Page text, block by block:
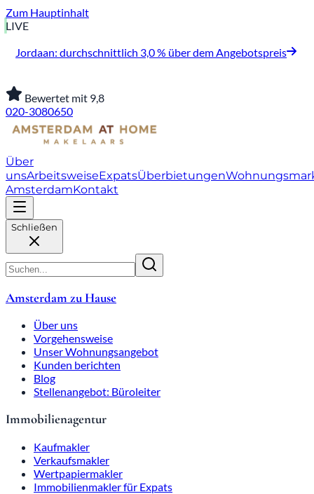
Zum Hauptinhalt
LIVE
Jordaan: durchschnittlich 3,0 % über dem Angebotspreis
Bewertet mit 9,8
020-3080650
Über
unsArbeitsweiseExpatsÜberbietungen
AmsterdamKontakt
Schließen
Amsterdam zu Hause
Über uns
Vorgehensweise
Unser Wohnungsangebot
Kunden berichten
Blog
Stellenangebot: Büroleiter
Immobilienagentur
Kaufmakler
Verkaufsmakler
Wertpapiermakler
Immobilienmakler für Expats